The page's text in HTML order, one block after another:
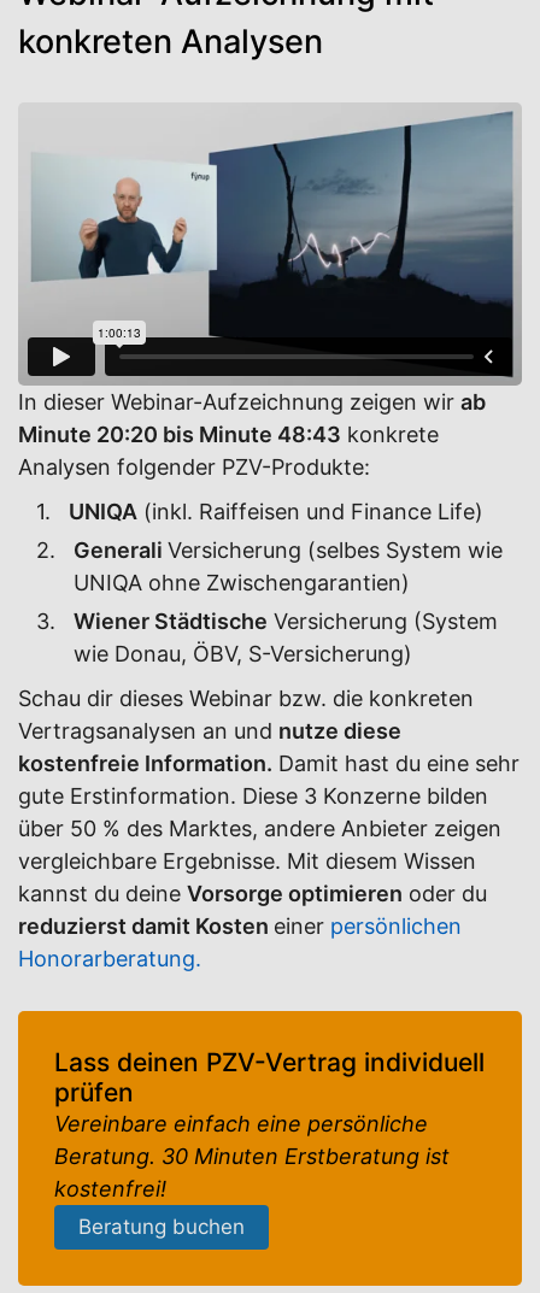
konkreten Analysen
In dieser Webinar-Aufzeichnung zeigen wir ab
Minute 20:20 bis Minute 48:43 konkrete
Analysen folgender PZV-Produkte:
UNIQA (inkl. Raiffeisen und Finance Life)
Generali Versicherung (selbes System wie
UNIQA ohne Zwischengarantien)
Wiener Städtische Versicherung (System
wie Donau, ÖBV, S-Versicherung)
Schau dir dieses Webinar bzw. die konkreten
Vertragsanalysen an und nutze diese
kostenfreie Information. Damit hast du eine sehr
gute Erstinformation. Diese 3 Konzerne bilden
über 50 % des Marktes, andere Anbieter zeigen
vergleichbare Ergebnisse. Mit diesem Wissen
kannst du deine Vorsorge optimieren oder du
reduzierst damit Kosten einer persönlichen
Honorarberatung.
Lass deinen PZV-Vertrag individuell
prüfen
Vereinbare einfach eine persönliche
Beratung. 30 Minuten Erstberatung ist
kostenfrei!
Beratung buchen